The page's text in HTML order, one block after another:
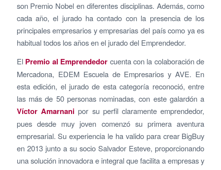
son Premio Nobel en diferentes disciplinas. Además, como
cada año, el jurado ha contado con la presencia de los
principales empresarios y empresarias del país como ya es
habitual todos los años en el jurado del Emprendedor.
El Premio al Emprendedor cuenta con la colaboración de
Mercadona, EDEM Escuela de Empresarios y AVE. En
esta edición, el jurado de esta categoría reconoció, entre
las más de 50 personas nominadas, con este galardón a
Víctor Amarnanipor su perfil claramente emprendedor,
pues desde muy joven comenzó su primera aventura
empresarial. Su experiencia le ha valido para crear BigBuy
en 2013 junto a su socio Salvador Esteve, proporcionando
una solución innovadora e integral que facilita a empresas y